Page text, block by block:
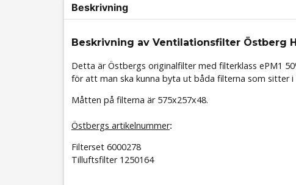
Beskrivning
Beskrivning av Ventilationsfilter Östberg
Detta är Östbergs originalfilter med filterklass ePM1
för att man ska kunna byta ut båda filterna som
Måtten på filterna är 575x257x48.
Östbergs artikelnummer:
Filterset 6000278
Tilluftsfilter 1250164